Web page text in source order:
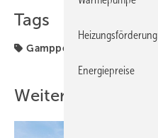
Tags
Gampper
Weitere Inhalte
Heizungsförderung
Energiepreise